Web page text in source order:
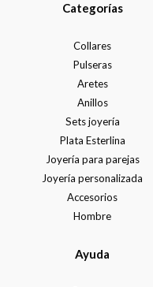
Categorías
Collares
Pulseras
Aretes
Anillos
Sets joyería
Plata Esterlina
Joyería para parejas
Joyería personalizada
Accesorios
Hombre
Ayuda